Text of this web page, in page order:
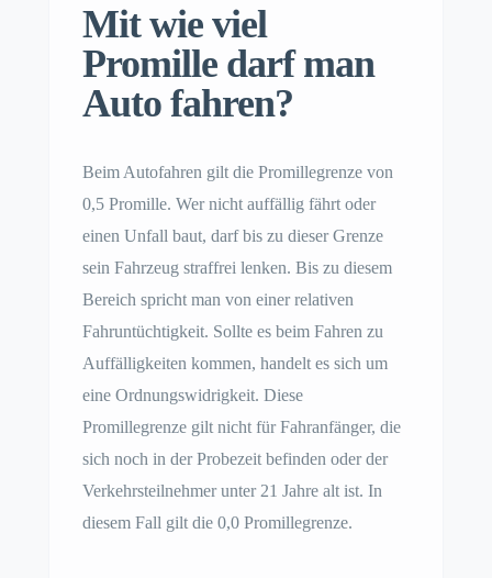
Mit wie viel
Promille darf man
Auto fahren?
Beim Autofahren gilt die Promillegrenze von
0,5 Promille. Wer nicht auffällig fährt oder
einen Unfall baut, darf bis zu dieser Grenze
sein Fahrzeug straffrei lenken. Bis zu diesem
Bereich spricht man von einer relativen
Fahruntüchtigkeit. Sollte es beim Fahren zu
Auffälligkeiten kommen, handelt es sich um
eine Ordnungswidrigkeit. Diese
Promillegrenze gilt nicht für Fahranfänger, die
sich noch in der Probezeit befinden oder der
Verkehrsteilnehmer unter 21 Jahre alt ist. In
diesem Fall gilt die 0,0 Promillegrenze.